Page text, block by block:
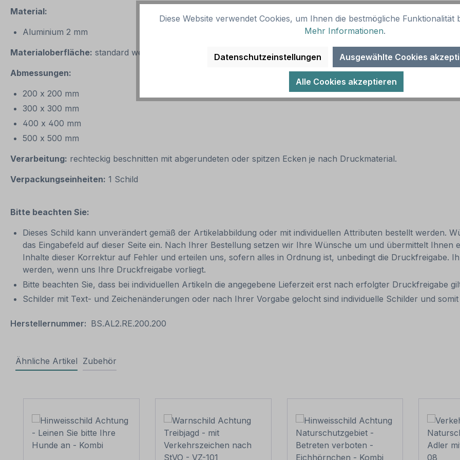
Material:
Aluminium 2 mm
Materialoberfläche: standard weiß
Abmessungen:
200 x 200 mm
300 x 300 mm
400 x 400 mm
500 x 500 mm
Verarbeitung: rechteckig beschnitten mit abgerundeten oder spitzen Ecken je nach Druckmaterial.
Verpackungseinheiten: 1 Schild
Bitte beachten Sie:
Dieses Schild kann unverändert gemäß der Artikelabbildung oder mit individuellen Attributen bestellt werden.
das Eingabefeld auf dieser Seite ein. Nach Ihrer Bestellung setzen wir Ihre Wünsche um und übermittelt Ihnen
Inhalte dieser Korrektur auf Fehler und erteilen uns, sofern alles in Ordnung ist, unbedingt die Druckfreigabe.
werden, wenn uns Ihre Druckfreigabe vorliegt.
Bitte beachten Sie, dass bei individuellen Artikeln die angegebene Lieferzeit erst nach erfolgter Druckfreigabe
Schilder mit Text- und Zeichenänderungen oder nach Ihrer Vorgabe gelocht sind individuelle Schilder und
Herstellernummer: BS.AL2.RE.200.200
Ähnliche Artikel Zubehör
Diese Website verwendet Cookies, um Ihnen die bestmögliche Funktionalität
Mehr Informationen.
Datenschutzeinstellungen Ausgewählte Cookies
Alle Cookies akzeptieren